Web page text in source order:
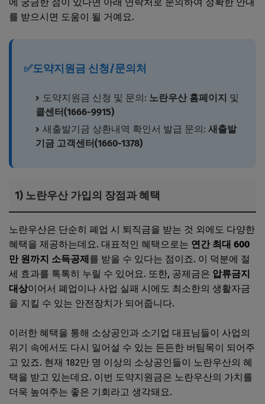
를 받으시면 도움이 될 거예요.
✅도약지원금 신청/문의처
도약지원금 신청 및 문의: 노란우산 홈페이지 및
콜센터(1666-9915)
새출발기금 상환내역 확인서 발급 문의: 새출발
기금 고객센터(1660-1378)
1) 노란우산 가입의 장점과 혜택
노란우산은 단순히 폐업 시 퇴직금을 받는 것 외에도 다양한
혜택을 제공하는데요. 대표적인 혜택으로는 연간 최대 600
만 원까지 소득공제를 받을 수 있다는 점이죠. 이 덕분에 절
세 효과를 톡톡히 누릴 수 있어요. 또한, 공제금은 압류금지
대상이어서 폐업이나 사업 실패 시에도 최소한의 생활자금
을 지킬 수 있는 안전장치가 되어줍니다.
이러한 혜택을 통해 소상공인과 소기업 대표님들이 사업의
위기 속에서도 다시 일어설 수 있는 든든한 버팀목이 되어주
고 있죠. 현재 182만 명 이상의 소상공인들이 노란우산의 혜
택을 받고 있는데요. 이번 도약지원금은 노란우산의 가치를
더욱 높여주는 좋은 기회라고 생각돼요.